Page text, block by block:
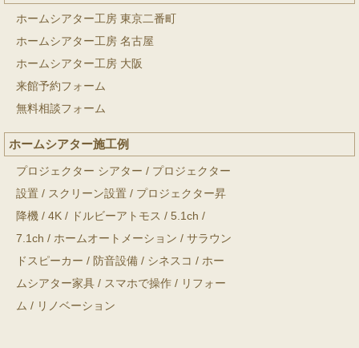
ホームシアター工房 東京二番町
ホームシアター工房 名古屋
ホームシアター工房 大阪
来館予約フォーム
無料相談フォーム
ホームシアター施工例
プロジェクター シアター / プロジェクター
設置 / スクリーン設置 / プロジェクター昇
降機 / 4K / ドルビーアトモス / 5.1ch /
7.1ch / ホームオートメーション / サラウン
ドスピーカー / 防音設備 / シネスコ / ホー
ムシアター家具 / スマホで操作 / リフォー
ム / リノベーション